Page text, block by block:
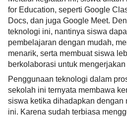
for Education, seperti Google
Docs, dan juga Google Meet.
teknologi ini, nantinya siswa
pembelajaran dengan mudah,
menarik, serta membuat siswa
berkolaborasi untuk
Penggunaan teknologi dalam
sekolah ini ternyata membawa
siswa ketika dihadapkan dengan
ini. Karena sudah terbiasa